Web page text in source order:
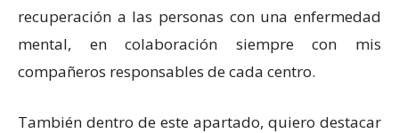
recuperación a las personas con una enfermedad
mental, en colaboración siempre con mis
compañeros responsables de cada centro.
También dentro de este apartado, quiero destacar